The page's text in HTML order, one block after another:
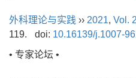
外科理论与实践 ›› 2021, Vol.
119.
doi: 10.16139/j.1007-
• 专家论坛 •